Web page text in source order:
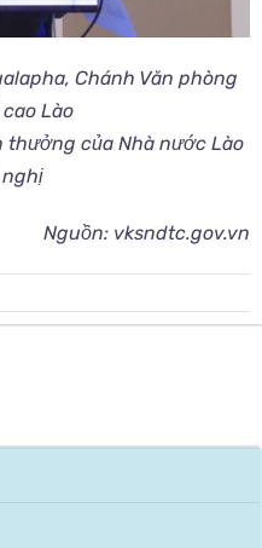
Chánh Văn phòng
cao Lào
của Nhà nước Lào
Nguồn: vksndtc.gov.vn